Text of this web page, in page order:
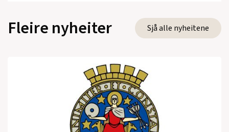
Fleire nyheiter Sjå alle nyheitene